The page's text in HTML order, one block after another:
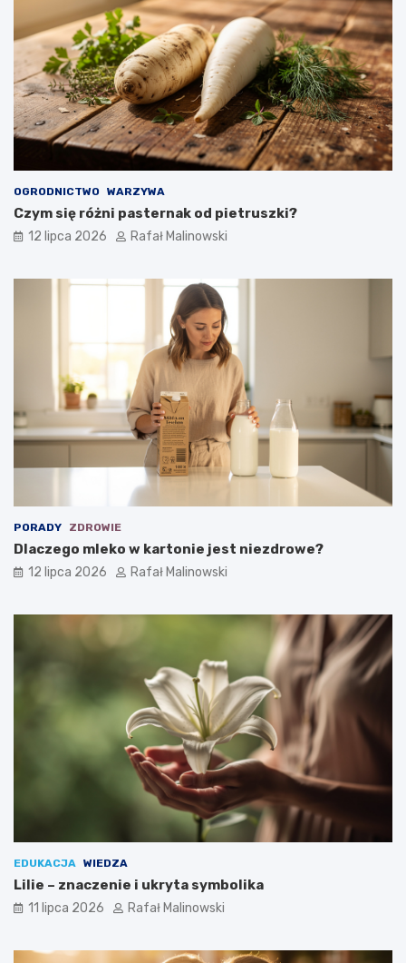
OGRODNICTWO WARZYWA
Czym się różni pasternak od pietruszki?
12 lipca 2026 Rafał Malinowski
PORADY ZDROWIE
Dlaczego mleko w kartonie jest niezdrowe?
12 lipca 2026 Rafał Malinowski
EDUKACJA WIEDZA
Lilie – znaczenie i ukryta symbolika
11 lipca 2026 Rafał Malinowski